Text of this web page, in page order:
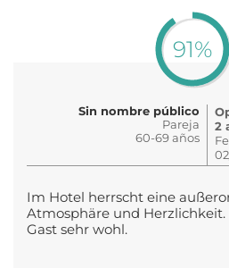
91%
Sin nombre público
Pareja
60-69 años
2
Im Hotel herrscht eine
Atmosphäre und Herzlichkeit.
Gast sehr wohl.